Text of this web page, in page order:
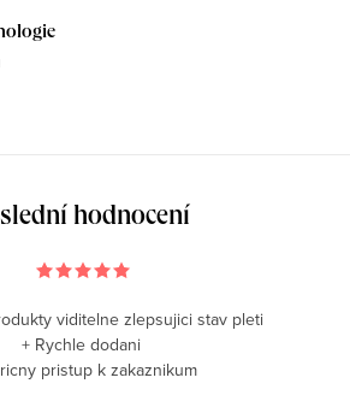
hodnocení
viditelne zlepsujici stav pleti
+ Rychle dodani
pristup k zakaznikum